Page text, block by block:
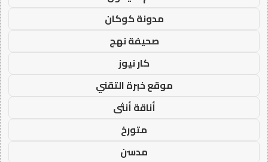
مدونة كوكان
صحيفة نهج
كار نيوز
موقع خبرة التقني
أناقة أنثى
متورخ
مدسن